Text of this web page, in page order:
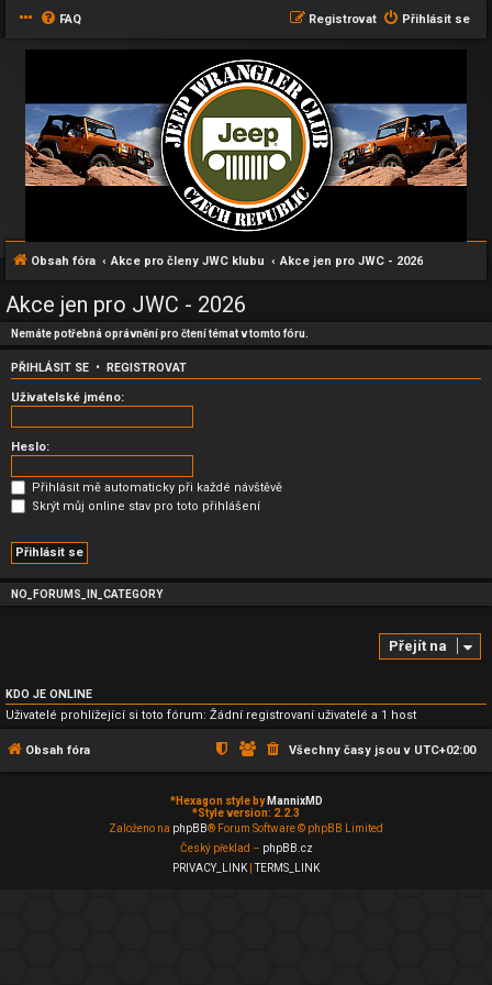
FAQ Přihlásit se
Registrovat
Obsah fóra Akce pro členy JWC klubu Akce jen pro JWC - 2026
Akce jen pro JWC - 2026
Nemáte potřebná oprávnění pro čtení témat v tomto fóru.
PŘIHLÁSIT SE • REGISTROVAT
Uživatelské jméno:
Heslo:
Přihlásit mě automaticky při každé návštěvě
Skrýt můj online stav pro toto přihlášení
NO_FORUMS_IN_CATEGORY
Přejít na
KDO JE ONLINE
Uživatelé prohlížející si toto fórum: Žádní registrovaní uživatelé a 1 host
Obsah fóra Všechny časy jsou v UTC+02:00
*Hexagon style by MannixMD
*Style version: 2.2.3
Založeno na phpBB® Forum Software © phpBB Limited
Český překlad – phpBB.cz
PRIVACY_LINK |TERMS_LINK